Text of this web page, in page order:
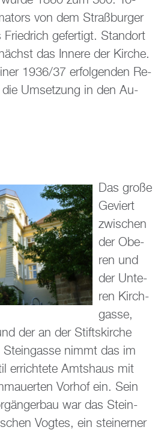
von dem Straßbur­ger
Fried­rich ge­fer­tigt. Stand­ort
das In­ne­re der Kir­che.
1936/37 er­fol­gen­den Re­
die Um­set­zung in den Au­
Das große
Ge­viert
zwi­schen
der Obe­
ren und
der Un­te­
ren Kirch­
gas­se,
der an der Stifts­kir­che
Stein­gas­se nimmt das im
er­rich­te­te Amts­haus mit
Vor­hof ein. Sein
war das Stein­
Vog­tes, ein stei­ner­ner